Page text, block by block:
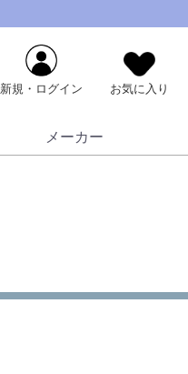
新規・ログイン お気に入り
メーカー